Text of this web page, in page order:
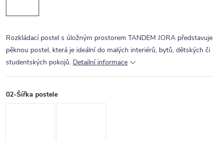
Rozkládací postel s úložným prostorem TANDEM JORA představuje
pěknou postel, která je ideální do malých interiérů, bytů, dětských či
studentských pokojů. Detailní informace
02-Šířka postele